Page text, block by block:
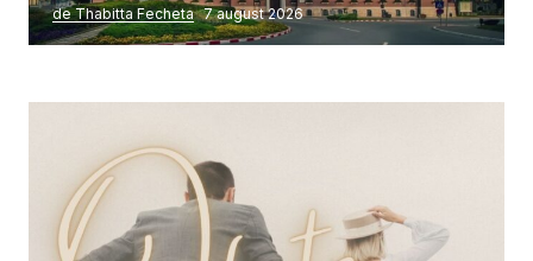
de Thabitta Fecheta 7 august 2026